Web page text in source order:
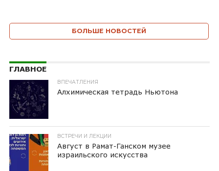
БОЛЬШЕ НОВОСТЕЙ
ГЛАВНОЕ
ВПЕЧАТЛЕНИЯ
Алхимическая тетрадь Ньютона
ВСТРЕЧИ И ЛЕКЦИИ
Август в Рамат-Ганском музее
израильского искусства